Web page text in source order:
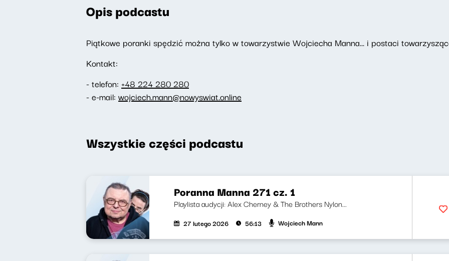
Opis podcastu
Piątkowe poranki spędzić można tylko w towarzystwie Wojciecha Manna... i postaci
Kontakt:
- telefon: +48 224 280 280
- e-mail: wojciech.mann@nowyswiat.online
Wszystkie części podcastu
Poranna Manna 271 cz. 1
Playlista audycji: Alex Cherney & The Brothers Nylon...
27 lutego 2026 56:13 Wojciech Mann